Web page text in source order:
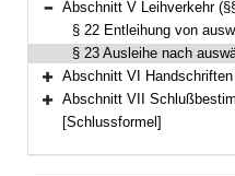
Bereich reduzieren
Abschnitt V Leihverkehr
§ 22 Entleihung von
§ 23 Ausleihe nach
Bereich erweitern
Abschnitt VI Handschriften
Bereich erweitern
Abschnitt VII
[Schlussformel]